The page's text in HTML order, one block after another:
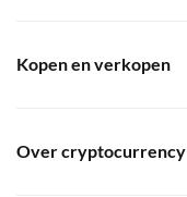
Kopen en verkopen
Over cryptocurrency